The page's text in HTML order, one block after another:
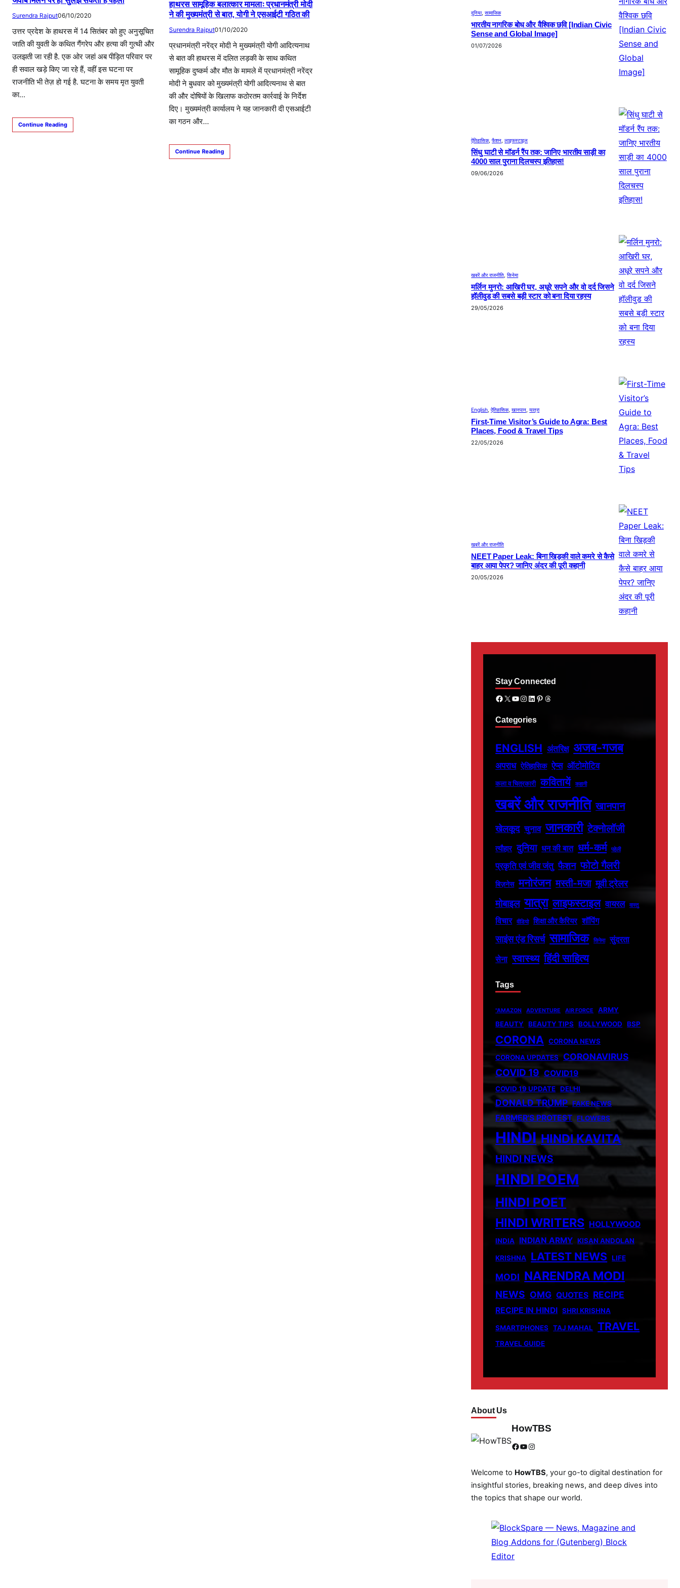
Surendra Rajput06/10/2020
उत्तर प्रदेश के हाथरस में 14 सितंबर को हुए अनुसूचित
जाति की युवती के कथित गैंगरेप और हत्या की गुत्थी और
उलझती जा रही है. एक ओर जहां अब पीड़ित परिवार पर
ही सवाल खड़े किए जा रहे हैं, वहीं इस घटना पर
राजनीति भी तेज़ हो गई है. घटना के समय मृत युवती
का…
Continue Reading
हाथरस सामूहिक बलात्कार मामलाः प्रधानमंत्री मोदी
ने की मुख्यमंत्री से बात, योगी ने एसआईटी गठित की
Surendra Rajput01/10/2020
प्रधानमंत्री नरेंद्र मोदी ने मुख्यमंत्री योगी आदित्यनाथ
से बात की हाथरस में दलित लड़की के साथ कथित
सामूहिक दुष्कर्म और मौत के मामले में प्रधानमंत्री नरेंद्र
मोदी ने बुधवार को मुख्यमंत्री योगी आदित्यनाथ से बात
की और दोषियों के खिलाफ कठोरतम कार्रवाई के निर्देश
दिए। मुख्यमंत्री कार्यालय ने यह जानकारी दी एसआईटी
का गठन और…
Continue Reading
दुनिया, सामाजिक
भारतीय नागरिक बोध और वैश्विक छवि [Indian Civic
Sense and Global Image]
01/07/2026
ऐतिहासिक, फैशन, लाइफस्टाइल
सिंधु घाटी से मॉडर्न रैंप तक: जानिए भारतीय साड़ी का
4000 साल पुराना दिलचस्प इतिहास!
09/06/2026
खबरें और राजनीति, सिनेमा
मर्लिन मुनरो: आखिरी घर, अधूरे सपने और वो दर्द जिसने
हॉलीवुड की सबसे बड़ी स्टार को बना दिया रहस्य
29/05/2026
English, ऐतिहासिक, खानपान, यात्रा
First-Time Visitor’s Guide to Agra: Best
Places, Food & Travel Tips
22/05/2026
खबरें और राजनीति
NEET Paper Leak: बिना खिड़की वाले कमरे से कैसे
बाहर आया पेपर? जानिए अंदर की पूरी कहानी
20/05/2026
Stay Connected
Facebook X YouTube Instagram LinkedIn Pinterest Threads
Categories
ENGLISH अंतरिक्ष अजब-गजब
अपराध ऐतिहासिक ऐप्स ऑटोमोटिव
कला व चित्रकारी कवितायें कहानी
खबरें और राजनीति खानपान
खेलकूद चुनाव जानकारी टेक्नोलॉजी
त्यौहार दुनिया धन की बात धर्म-कर्म पहेली
प्रकृति एवं जीव जंतु फैशन फोटो गैलरी
बिज़नेस मनोरंजन मस्ती-मजा मूवी ट्रेलर
मोबाइल यात्रा लाइफस्टाइल वायरल वास्तु
विचार वीडियो शिक्षा और कैरियर शॉपिंग
साइंस एंड रिसर्च सामाजिक सिनेमा सुंदरता
सेना स्वास्थ्य हिंदी साहित्य
Tags
"AMAZON ADVENTURE AIR FORCE
ARMY
BEAUTY BEAUTY TIPS BOLLYWOOD BSP
CORONA
CORONA NEWS
CORONA UPDATES CORONAVIRUS
COVID 19 COVID19
COVID 19 UPDATE DELHI
DONALD TRUMP FAKE NEWS
FARMER'S PROTEST FLOWERS
HINDI HINDI KAVITA
HINDI NEWS
HINDI POEM
HINDI POET
HINDI WRITERS HOLLYWOOD
INDIA INDIAN ARMY KISAN ANDOLAN
KRISHNA LATEST NEWS LIFE
MODI NARENDRA MODI
NEWS OMG QUOTES RECIPE
RECIPE IN HINDI SHRI KRISHNA
SMARTPHONES TAJ MAHAL TRAVEL
TRAVEL GUIDE
About Us
HowTBS
Facebook YouTube Instagram
Welcome to HowTBS, your go-to digital destination for
insightful stories, breaking news, and deep dives into
the topics that shape our world.